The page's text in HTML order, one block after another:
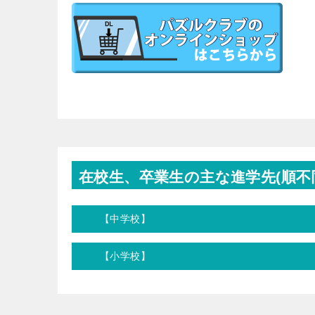
在校生、卒業生の主な進学先(順不
【中学校】
【小学校】